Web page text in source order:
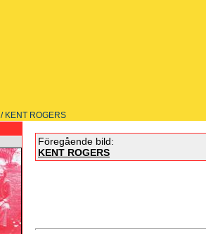
/ KENT ROGERS
Föregående bild:
KENT ROGERS